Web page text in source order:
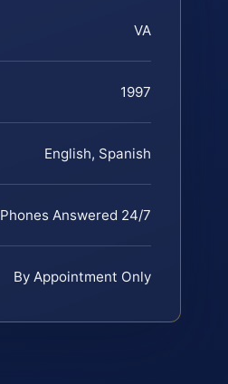
VA
1997
English, Spanish
Phones Answered 24/7
By Appointment Only